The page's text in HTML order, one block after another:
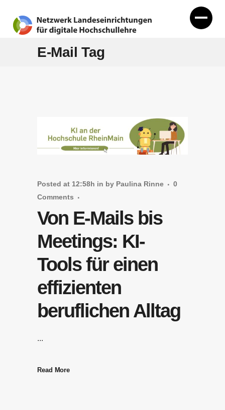
E-Mail Tag
Von E-Mails bis
Meetings: KI-
Tools für einen
effizienten
beruflichen Alltag
Posted at 12:58h in by Paulina Rinne
0
Comments
...
Read More